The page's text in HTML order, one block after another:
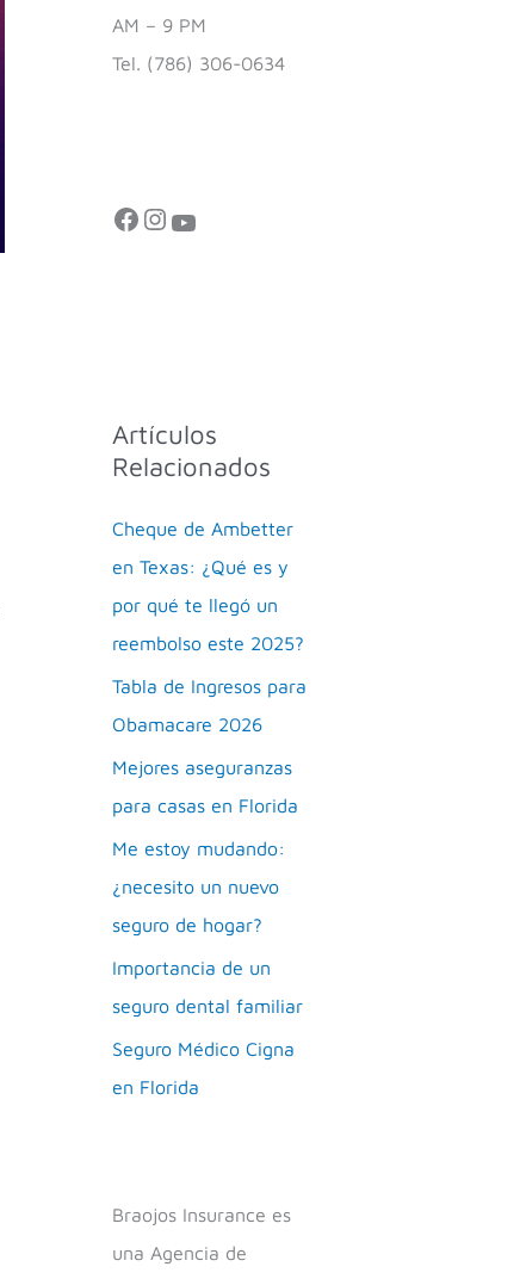
AM – 9 PM
Tel. (786) 306-0634
Artículos
Relacionados
Cheque de Ambetter
en Texas: ¿Qué es y
por qué te llegó un
reembolso este 2025?
Tabla de Ingresos para
Obamacare 2026
Mejores aseguranzas
para casas en Florida
Me estoy mudando:
¿necesito un nuevo
seguro de hogar?
Importancia de un
seguro dental familiar
Seguro Médico Cigna
en Florida
Braojos Insurance es
una Agencia de